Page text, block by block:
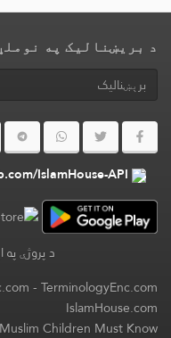
د بریښنالیک په
IslamHouse-API
د پروژې په
-TerminologyEnc.com
IslamHouse.com
Children Must Know